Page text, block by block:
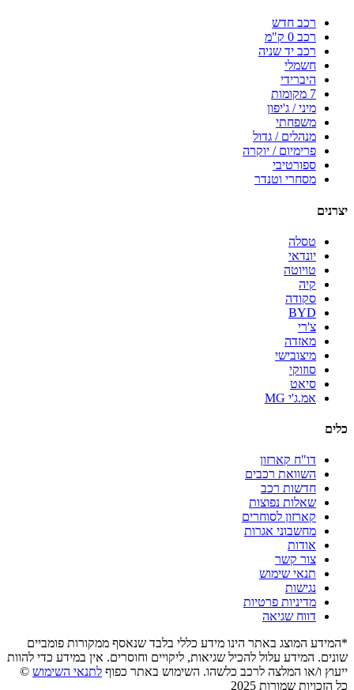
רכב חדש
רכב 0 ק"מ
רכב יד שניה
חשמלי
היברידי
7 מקומות
מיני / ג'יפון
משפחתי
מנהלים / גדול
פרימיום / יוקרה
ספורטיבי
מסחרי וטנדר
יצרנים
טסלה
יונדאי
טויוטה
קיה
סקודה
BYD
צ'רי
מאזדה
מיצובישי
סוזוקי
סיאט
אמ.ג'י MG
כלים
דו"ח קארזון
השוואת רכבים
חדשות רכב
שאלות נפוצות
קארזון לסוחרים
מחשבוני אגרות
אודות
צור קשר
תנאי שימוש
נגישות
מדיניות פרטיות
דווח שגיאה
*המידע המוצג באתר הינו מידע כללי בלבד שנאסף ממקורות פומביים
שונים. המידע עלול להכיל שגיאות, ליקויים וחוסרים. אין במידע כדי להוות
ייעוץ ו/או המלצה לרכב כלשהו. השימוש באתר כפוף לתנאי השימוש ©
כל הזכויות שמורות 2025